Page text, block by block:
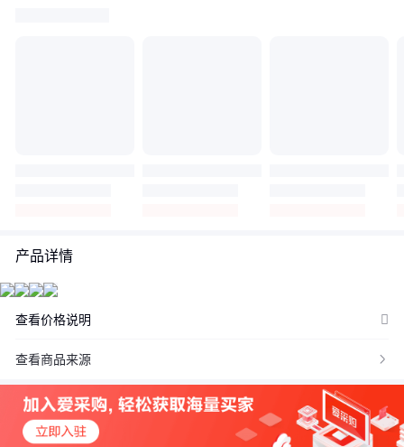
产品详情
查看价格说明
活动等情况发生变化，也可能随着购买数量不同或所选规格不同而
发生变化，如用户与商家线下达成协议，以线下协议的结算价格为
准，如用户在爱采购上完成线上购买，则最终以订单结算页价格为
准。
查看商品来源 